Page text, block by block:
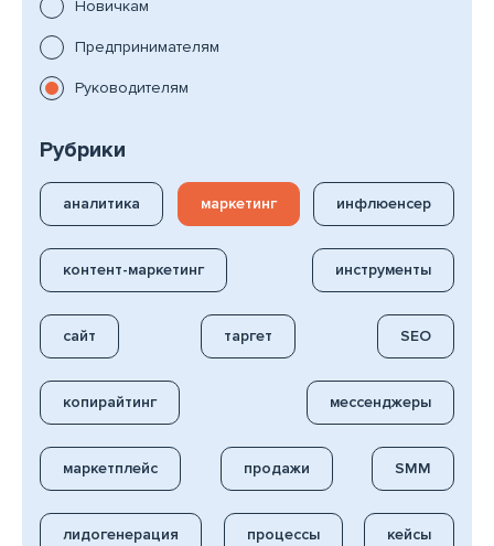
Новичкам
Предпринимателям
Руководителям
Рубрики
аналитика маркетинг инфлюенсер
контент-маркетинг инструменты
сайт таргет SEO
копирайтинг мессенджеры
маркетплейс продажи SMM
лидогенерация процессы кейсы